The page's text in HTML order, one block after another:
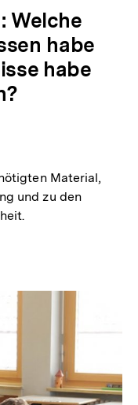
Welche
habe
habe
Material,
und zu den